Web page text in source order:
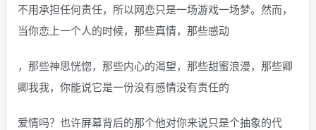
不用承担任何责任，所以网恋只是一场游戏一场梦。然而，
当你恋上一个人的时候，那些真情，那些感动
，那些神思恍惚，那些内心的渴望，那些甜蜜浪漫，那些卿
卿我我，你能说它是一份没有感情没有责任的
爱情吗？也许屏幕背后的那个他对你来说只是个抽象的代